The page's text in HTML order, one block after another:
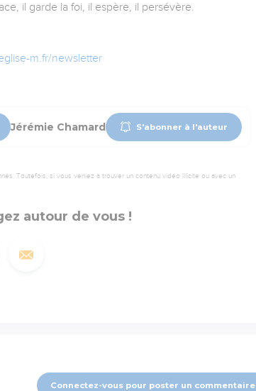
il garde la foi, il espère, il persévère.
m.fr/newsletter
Jérémie Chamard S'abonner à l'auteur
Toutefois, si vous veniez à trouver un contenu vidéo illicite ou avec un
autour de vous !
Connectez-vous pour poster un commentaire